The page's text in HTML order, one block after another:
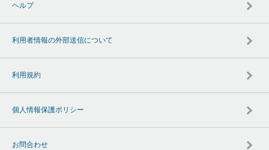
ヘルプ
利用者情報の外部送信について
利用規約
個人情報保護ポリシー
お問合わせ